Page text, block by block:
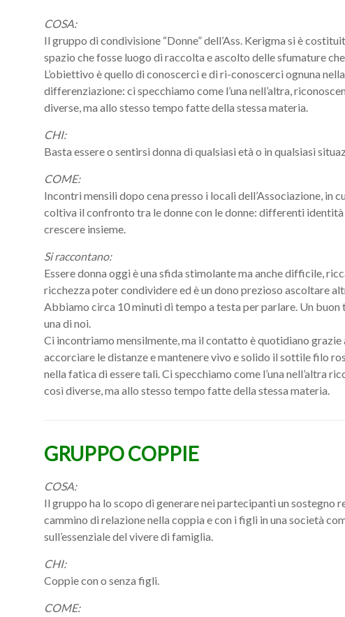
COSA:
Il gruppo di condivisione “Donne” dell’Ass. Kerigma si è
spazio che fosse luogo di raccolta e ascolto delle sfumature
L’obiettivo è quello di conoscerci e di ri-conoscerci ognuna
differenziazione: ci specchiamo come l’una nell’altra,
diverse, ma allo stesso tempo fatte della stessa materia.
CHI:
Basta essere o sentirsi donna di qualsiasi età o in qualsiasi
COME:
Incontri mensili dopo cena presso i locali dell’Associazione, in
coltiva il confronto tra le donne con le donne: differenti
crescere insieme.
Si raccontano:
Essere donna oggi è una sfida stimolante ma anche difficile,
ricchezza poter condividere ed è un dono prezioso ascoltare
Abbiamo circa 10 minuti di tempo a testa per parlare. Un
una di noi.
Ci incontriamo mensilmente, ma il contatto è quotidiano
accorciare le distanze e mantenere vivo e solido il sottile filo
nella fatica di essere tali. Ci specchiamo come l’una nell’altra
così diverse, ma allo stesso tempo fatte della stessa materia.
GRUPPO COPPIE
COSA:
Il gruppo ha lo scopo di generare nei partecipanti un sostegno
cammino di relazione nella coppia e con i figli in una società
sull’essenziale del vivere di famiglia.
CHI:
Coppie con o senza figli.
COME: